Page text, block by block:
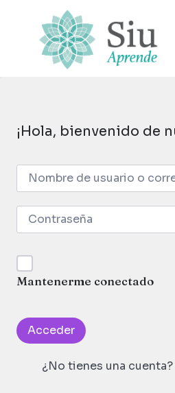
¡Hola, bienvenido de
Mantenerme conectado
Acceder
¿No tienes una cuenta?